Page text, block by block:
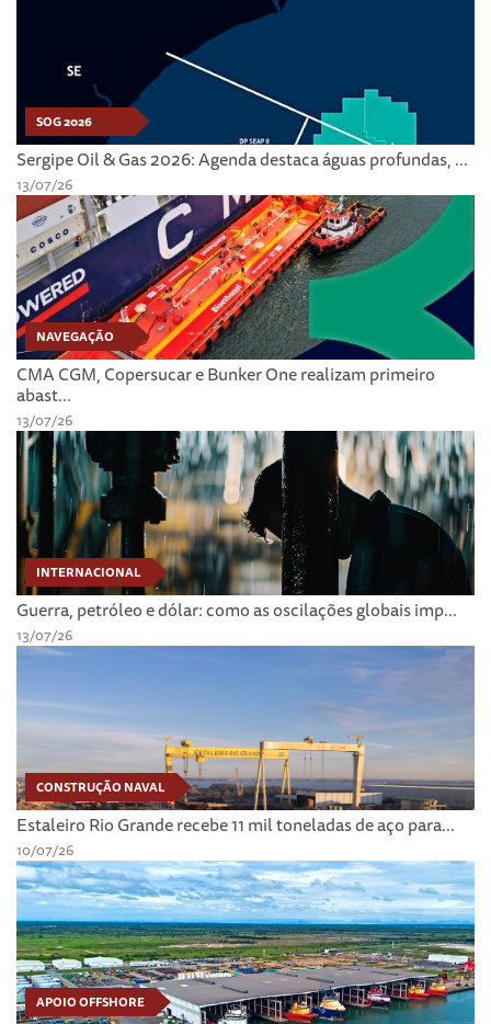
SOG 2026
Sergipe Oil & Gas 2026: Agenda destaca águas profundas, ...
13/07/26
NAVEGAÇÃO
CMA CGM, Copersucar e Bunker One realizam primeiro
abast...
13/07/26
INTERNACIONAL
Guerra, petróleo e dólar: como as oscilações globais imp...
13/07/26
CONSTRUÇÃO NAVAL
Estaleiro Rio Grande recebe 11 mil toneladas de aço para...
10/07/26
APOIO OFFSHORE